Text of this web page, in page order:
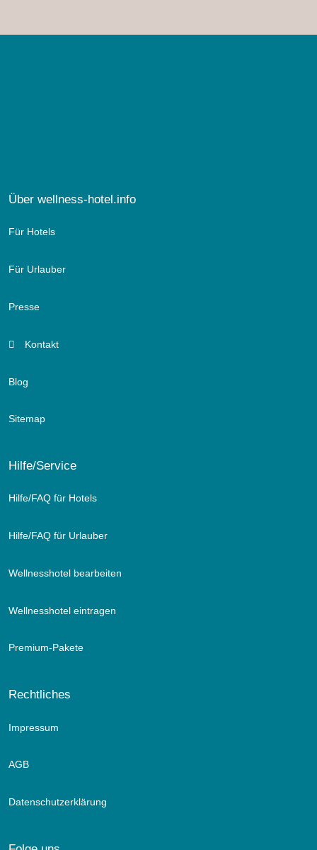
Über wellness-hotel.info
Für Hotels
Für Urlauber
Presse
Kontakt
Blog
Sitemap
Hilfe/Service
Hilfe/FAQ für Hotels
Hilfe/FAQ für Urlauber
Wellnesshotel bearbeiten
Wellnesshotel eintragen
Premium-Pakete
Rechtliches
Impressum
AGB
Datenschutzerklärung